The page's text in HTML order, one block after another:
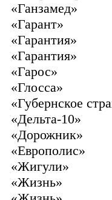
«Ганзамед»
«Гарант»
«Гарантия»
«Гарантия»
«Гарос»
«Глосса»
«Губернское
«Дельта-10»
«Дорожник»
«Европолис»
«Жигули»
«Жизнь»